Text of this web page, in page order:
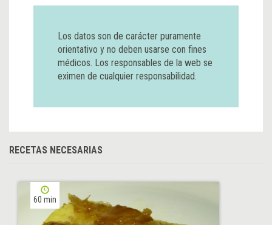
Los datos son de carácter puramente
orientativo y no deben usarse con fines
médicos. Los responsables de la web se
eximen de cualquier responsabilidad.
RECETAS NECESARIAS
60 min